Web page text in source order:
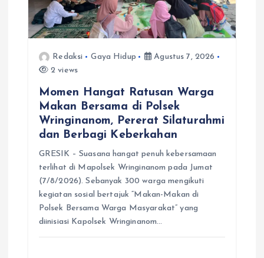
Redaksi Gaya Hidup
Agustus 7, 2026
2 views
Momen Hangat Ratusan Warga
Makan Bersama di Polsek
Wringinanom, Pererat Silaturahmi
dan Berbagi Keberkahan
GRESIK – Suasana hangat penuh kebersamaan
terlihat di Mapolsek Wringinanom pada Jumat
(7/8/2026). Sebanyak 300 warga mengikuti
kegiatan sosial bertajuk “Makan-Makan di
Polsek Bersama Warga Masyarakat” yang
diinisiasi Kapolsek Wringinanom…